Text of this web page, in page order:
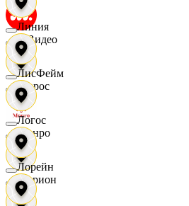
МВидео
Мирос
Монро
Морион
Линия
ЛисФейм
Логос
Лорейн